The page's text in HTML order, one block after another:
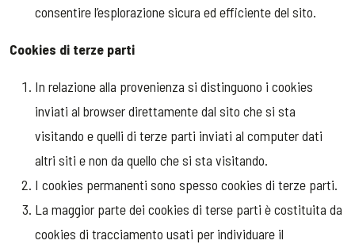
consentire l’esplorazione sicura ed efficiente del sito.
Cookies di terze parti
In relazione alla provenienza si distinguono i cookies
inviati al browser direttamente dal sito che si sta
visitando e quelli di terze parti inviati al computer dati
altri siti e non da quello che si sta visitando.
I cookies permanenti sono spesso cookies di terze parti.
La maggior parte dei cookies di terse parti è costituita da
cookies di tracciamento usati per individuare il